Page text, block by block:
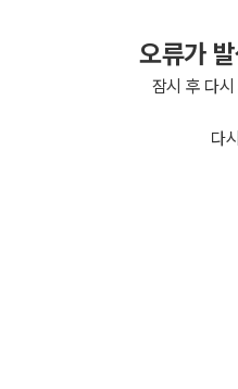
오류가
잠시 후 다
다